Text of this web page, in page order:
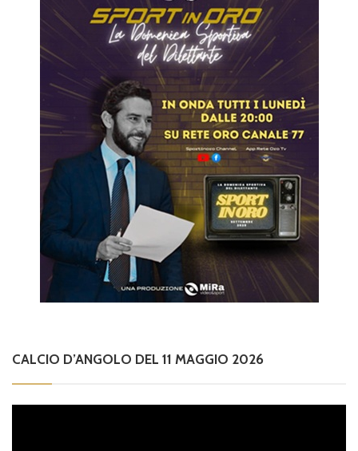
CALCIO D’ANGOLO DEL 11 MAGGIO 2026